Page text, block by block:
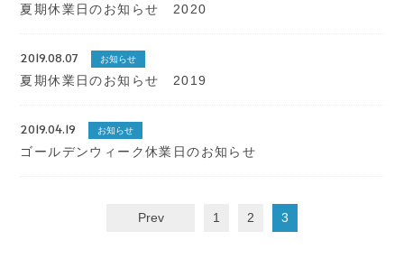
夏期休業日のお知らせ 2020
2019.08.07 お知らせ
夏期休業日のお知らせ 2019
2019.04.19 お知らせ
ゴールデンウィーク休業日のお知らせ
Prev 1 2 3